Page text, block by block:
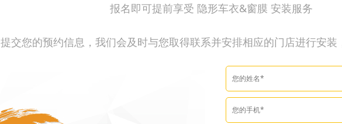
报名即可提前享受 隐形车衣&窗膜 安装服务
提交您的预约信息，我们会及时与您取得联系并安排相应的门店进行安装